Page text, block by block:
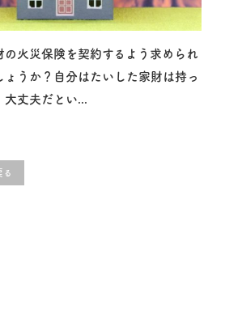
の火災保険を契約するよう求められ
ょうか？自分はたいした家財は持っ
大丈夫だとい...
る